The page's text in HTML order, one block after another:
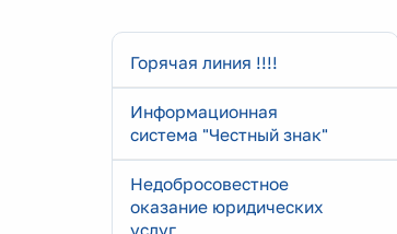
Горячая линия !!!!
Информационная
система "Честный знак"
Недобросовестное
оказание юридических
услуг